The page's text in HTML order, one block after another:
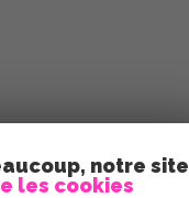
notre site
les cookies